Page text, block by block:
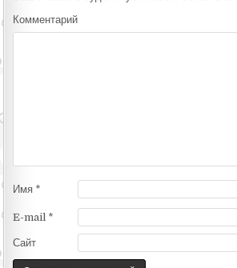
Комментарий
Имя *
E-mail *
Сайт